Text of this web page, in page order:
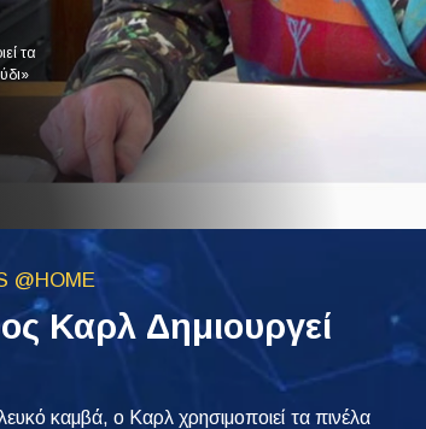
τα
@HOME
Καρλ Δημιουργεί
καμβά, ο Καρλ χρησιμοποιεί τα πινέλα